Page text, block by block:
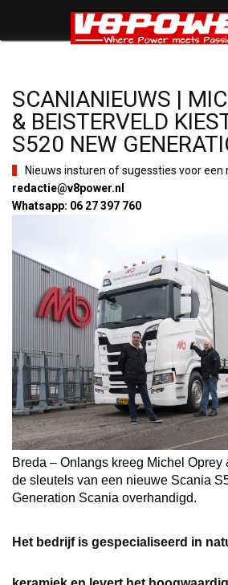
SCANIANIEUWS |
& BEISTERVELD
S520 NEW
Nieuws insturen of sugessties voor een
redactie@v8power.nl
Whatsapp: 06 27 397 760
Breda – Onlangs kreeg Michel
de sleutels van een nieuwe Scania
Generation Scania overhandigd.
Het bedrijf is gespecialiseerd in